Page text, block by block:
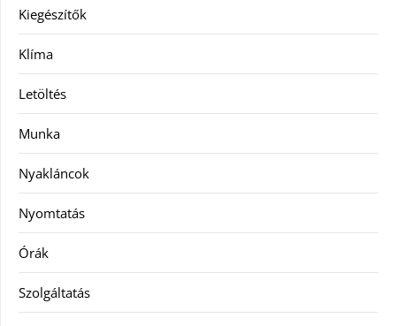
Kiegészítők
Klíma
Letöltés
Munka
Nyakláncok
Nyomtatás
Órák
Szolgáltatás